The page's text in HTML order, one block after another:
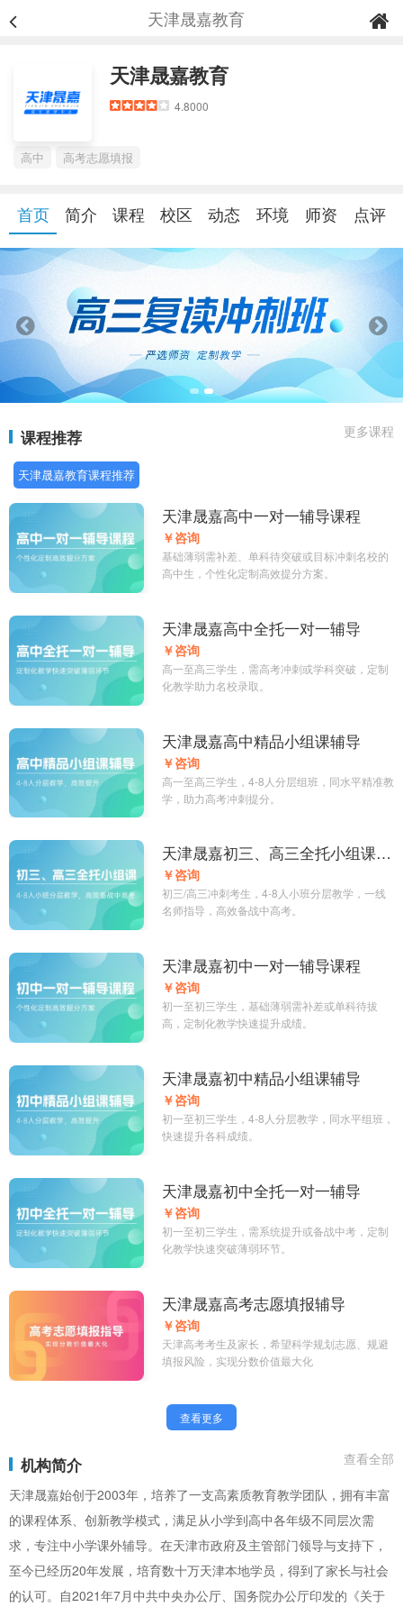
天津晟嘉教育
天津晟嘉教育
4.8000
高中 高考志愿填报
首页 简介 课程 校区 动态 环境 师资 点评
课程推荐 更多课程
天津晟嘉教育课程推荐
天津晟嘉高中一对一辅导课程
￥咨询
基础薄弱需补差、单科待突破或目标冲刺名校的
高中生，个性化定制高效提分方案。
天津晟嘉高中全托一对一辅导
￥咨询
高一至高三学生，需高考冲刺或学科突破，定制
化教学助力名校录取。
天津晟嘉高中精品小组课辅导
￥咨询
高一至高三学生，4-8人分层组班，同水平精准教
学，助力高考冲刺提分。
天津晟嘉初三、高三全托小组课辅
导
￥咨询
初三/高三冲刺考生，4-8人小班分层教学，一线
名师指导，高效备战中高考。
天津晟嘉初中一对一辅导课程
￥咨询
初一至初三学生，基础薄弱需补差或单科待拔
高，定制化教学快速提升成绩。
天津晟嘉初中精品小组课辅导
￥咨询
初一至初三学生，4-8人分层教学，同水平组班，
快速提升各科成绩。
天津晟嘉初中全托一对一辅导
￥咨询
初一至初三学生，需系统提升或备战中考，定制
化教学快速突破薄弱环节。
天津晟嘉高考志愿填报辅导
￥咨询
天津高考考生及家长，希望科学规划志愿、规避
填报风险，实现分数价值最大化
查看更多
机构简介
查看全部
天津晟嘉始创于2003年，培养了一支高素质教育教学团队，拥有丰富
的课程体系、创新教学模式，满足从小学到高中各年级不同层次需
求，专注中小学课外辅导。在天津市政府及主管部门领导与支持下，
至今已经历20年发展，培育数十万天津本地学员，得到了家长与社会
的认可。自2021年7月中共中央办公厅、国务院办公厅印发的《关于